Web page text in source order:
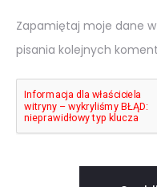
Zapamiętaj moje dane
pisania kolejnych